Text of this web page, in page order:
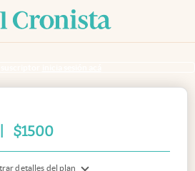
$1500
detalles del plan